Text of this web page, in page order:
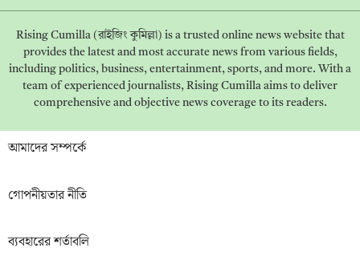
Rising Cumilla (রাইজিং কুমিল্লা) is a trusted online news website that
provides the latest and most accurate news from various fields,
including politics, business, entertainment, sports, and more. With a
team of experienced journalists, Rising Cumilla aims to deliver
comprehensive and objective news coverage to its readers.
আমাদের সম্পর্কে
গোপনীয়তার নীতি
ব্যবহারের শর্তাবলি